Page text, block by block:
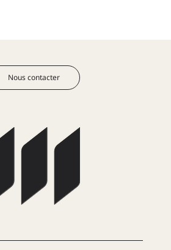
Nous contacter